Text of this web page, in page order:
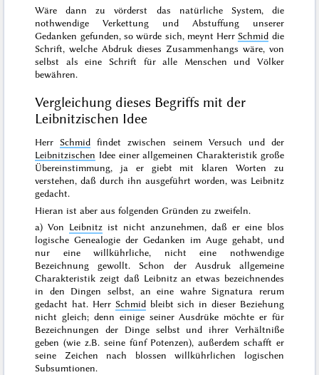
Wäre dann zu vörderst das natürliche System, die
nothwendige Verkettung und Abstuffung unserer
Gedanken gefunden, so würde sich, meynt Herr Schmid die
Schrift, welche Abdruk dieses Zusammenhangs wäre, von
selbst als eine Schrift füralle Menschen und Völker
bewähren.
Vergleichung dieses Begriffs mit der
Leibnitzischen Idee
Herr Schmid findetzwischen seinem Versuch und der
Leibnitzischen Idee einer allgemeinen Charakteristik große
Übereinstimmung, ja er giebt mit klaren Worten zu
verstehen, daßdurch ihn ausgeführt worden, was Leibnitz
gedacht.
Hieran ist aber aus folgenden Gründen zu zweifeln.
a) Von Leibnitz ist nicht anzunehmen, daß er eine blos
logische Genealogie der Gedanken im Auge gehabt, und
nur eine willkührliche, nicht eine nothwendige
Bezeichnung gewollt. Schon der Ausdruk allgemeine
Charakteristik zeigt daß Leibnitz an etwas bezeichnendes
in den Dingen selbst, an eine wahre Signatura rerum
gedacht hat. Herr Schmidbleibt sich in dieser Beziehung
nicht gleich; denn einige seiner Ausdrüke möchte er für
Bezeichnungen der Dinge selbst und ihrer Verhältniße
geben (wie z.B. seine fünf Potenzen), außerdem schafft er
seine Zeichen nach blossen willkührlichen logischen
Subsumtionen.